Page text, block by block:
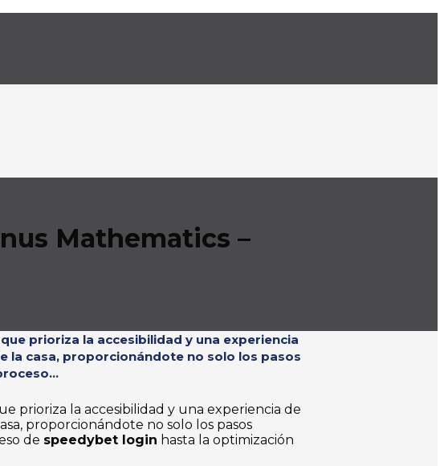
Mathematics –
prioriza la accesibilidad y una experiencia
la casa, proporcionándote no solo los pasos
prioriza la accesibilidad y una experiencia de
proporcionándote no solo los pasos
de speedybet login hasta la optimización